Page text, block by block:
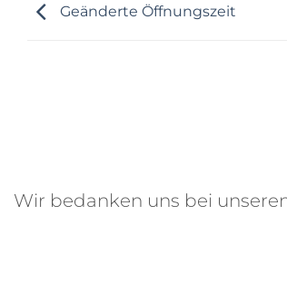
Geänderte Öffnungszeit
Wir bedanken uns bei